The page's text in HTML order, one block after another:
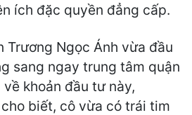
ích đặc quyền đẳng cấp.
Trương Ngọc Ánh vừa đầu
sang ngay trung tâm quận
về khoản đầu tư này,
biết, cô vừa có trái tim